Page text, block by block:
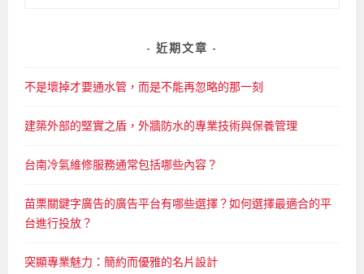
近期文章
不是壞掉才要通水管，而是不能再忽略的那一刻
建築外部的堅實之盾，外牆防水的專業技術與保養管理
台南冷氣維修服務通常包括哪些內容？
苗栗關鍵字廣告的廣告平台有哪些選擇？如何選擇最適合的平
台進行投放？
突顯專業魅力：簡約而優雅的名片設計